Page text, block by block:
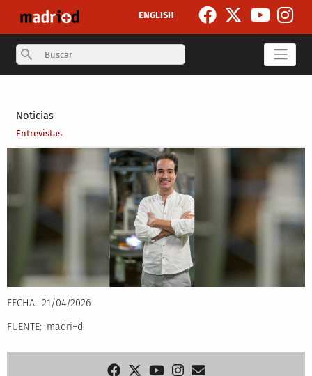
ENGLISH
Search
Noticias
Entrevistas
FECHA
21/04/2026
FUENTE
madri+d